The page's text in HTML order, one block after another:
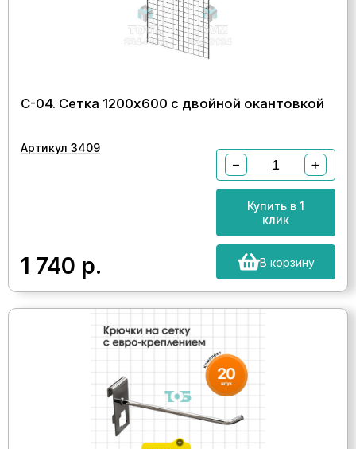
С-04. Сетка 1200х600 с двойной окантовкой
Артикул 3409
1 740 р.
− +
Купить в 1
клик
В корзину